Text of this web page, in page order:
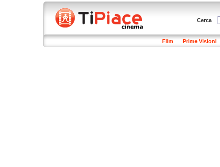
Cerca
Film Prime Visioni